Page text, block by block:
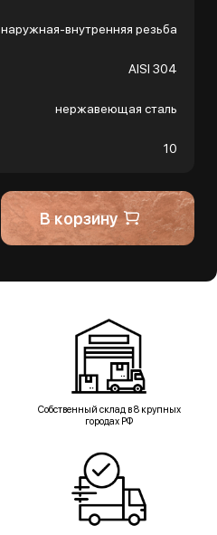
наружная-внутренняя резьба
AISI 304
нержавеющая сталь
10
В корзину
Собственный склад в 8 крупных
городах РФ